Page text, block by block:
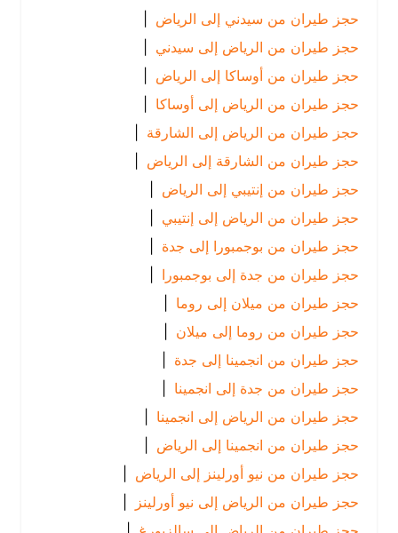
حجز طيران من سيدني إلى الرياض
|
حجز طيران من الرياض إلى سيدني |
حجز طيران من أوساكا إلى الرياض
|
حجز طيران من الرياض إلى أوساكا |
حجز طيران من الرياض إلى الشارقة |
حجز طيران من الشارقة إلى الرياض
|
حجز طيران من إنتيبي إلى الرياض
|
حجز طيران من الرياض إلى إنتيبي |
حجز طيران من بوجمبورا إلى جدة
حجز طيران من جدة إلى بوجمبورا |
حجز طيران من ميلان إلى روما
|
حجز طيران من روما إلى ميلان |
حجز طيران من انجمينا إلى جدة
حجز طيران من جدة إلى انجمينا |
حجز طيران من الرياض إلى انجمينا |
حجز طيران من انجمينا إلى الرياض
|
حجز طيران من نيو أورلينز إلى الرياض
|
حجز طيران من الرياض إلى نيو أورلينز |